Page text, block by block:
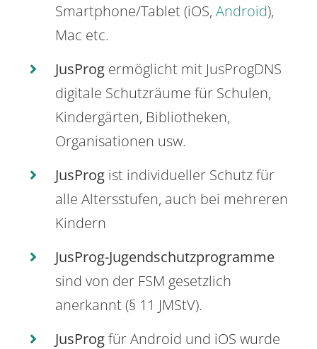
Smartphone/Tablet (iOS, Android),
Mac etc.
JusProg ermöglicht mit JusProgDNS
digitale Schutzräume für Schulen,
Kindergärten, Bibliotheken,
Organisationen usw.
JusProg ist individueller Schutz für
alle Altersstufen, auch bei mehreren
Kindern
JusProg-Jugendschutzprogramme
sind von der FSM gesetzlich
anerkannt (§ 11 JMStV).
JusProgfür Android und iOS wurde